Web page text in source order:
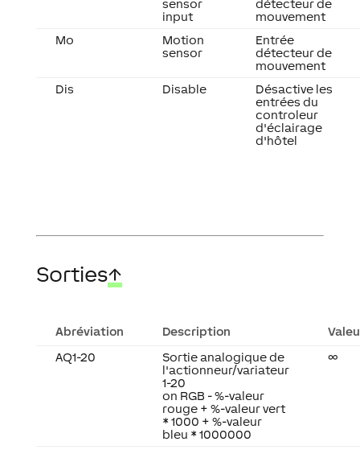
sensor
input
détecteur de
mouvement
Mo
Motion
sensor
Entrée
détecteur de
mouvement
Dis
Disable
Désactive les
entrées du
controleur
d'éclairage
d'hôtel
Sorties↑
Abréviation Description
AQ1-20
Sortie analogique de
l'actionneur/variateur
1-20
on RGB - %-valeur
rouge + %-valeur vert
* 1000 + %-valeur
bleu * 1000000
∞